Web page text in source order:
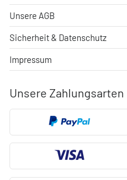
Unsere Zahlungsarten
Unsere AGB
Sicherheit & Datenschutz
Impressum